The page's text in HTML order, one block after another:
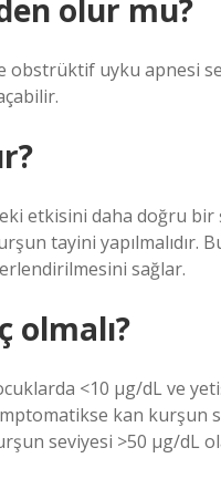
olur mu?
obstrüktif uyku apnesi
etkisini daha doğru
tayini yapılmalıdır.
sağlar.
olmalı?
<10 μg/dL ve
kan
seviyesi >50 μg/dL